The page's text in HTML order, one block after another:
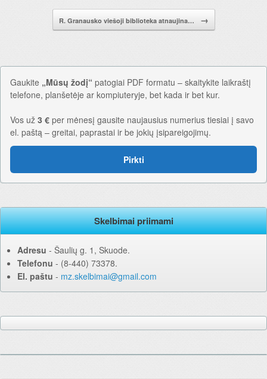
R. Granausko viešoji biblioteka atnaujina… →
Gaukite „Mūsų žodį“ patogiai PDF formatu – skaitykite laikraštį
telefone, planšetėje ar kompiuteryje, bet kada ir bet kur.
Vos už 3 € per mėnesį gausite naujausius numerius tiesiai į savo
el. paštą – greitai, paprastai ir be jokių įsipareigojimų.
Pirkti
Skelbimai priimami
Adresu ‐ Šaulių g. 1, Skuode.
Telefonu ‐ (8-440) 73378.
El. paštu ‐ mz.skelbimai@gmail.com